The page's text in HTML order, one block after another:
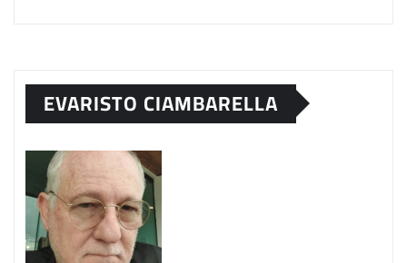
EVARISTO CIAMBARELLA